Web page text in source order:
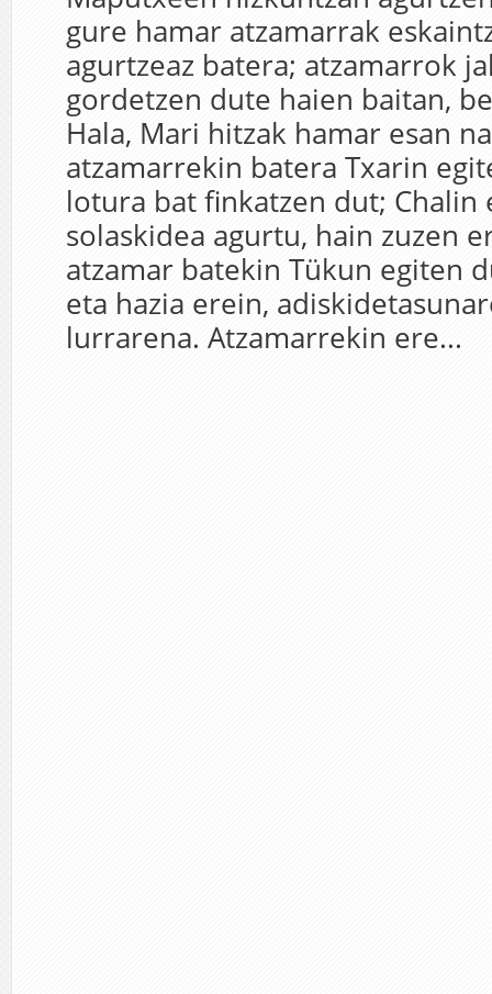
gure hamar atzamarrak
agurtzeaz batera; atzamarrok
gordetzen dute haien baitan,
Hala, Mari hitzak hamar esan
atzamarrekin batera Txarin
lotura bat finkatzen dut; Chalin
solaskidea agurtu, hain zuzen
atzamar batekin Tükun egiten
eta hazia erein,
lurrarena. Atzamarrekin ere...